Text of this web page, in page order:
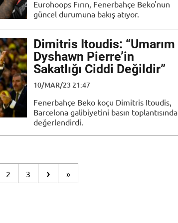
Eurohoops Fırın, Fenerbahçe Beko'nun
güncel durumuna bakış atıyor.
Dimitris Itoudis: “Umarım
Dyshawn Pierre’in
Sakatlığı Ciddi Değildir”
10/MAR/23 21:47
Fenerbahçe Beko koçu Dimitris Itoudis,
Barcelona galibiyetini basın toplantısında
değerlendirdi.
2 3 › »